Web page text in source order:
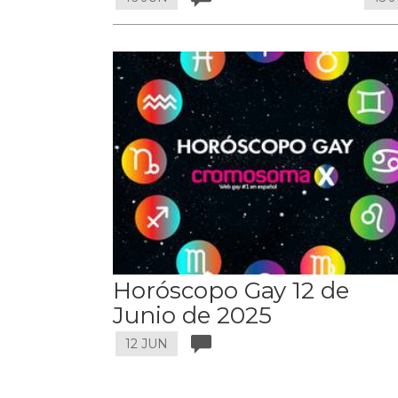
Horóscopo Gay 12 de
Junio de 2025
12 JUN